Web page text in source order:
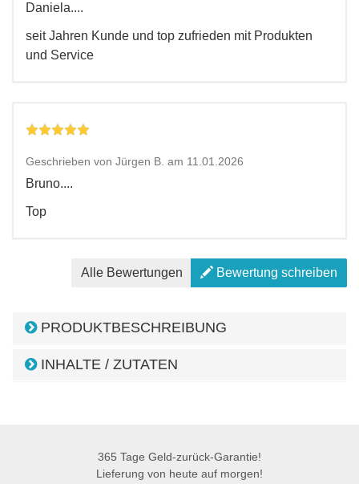
Daniela....
seit Jahren Kunde und top zufrieden mit Produkten
und Service
Geschrieben von Jürgen B. am 11.01.2026
Bruno....
Top
Alle Bewertungen Bewertung schreiben
PRODUKTBESCHREIBUNG
INHALTE / ZUTATEN
365 Tage Geld-zurück-Garantie!
Lieferung von heute auf morgen!